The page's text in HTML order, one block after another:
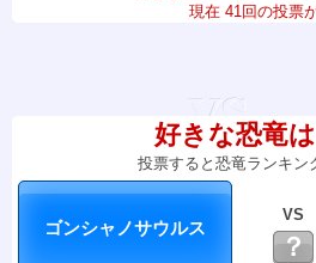
現在 41回の投票
好きな恐竜
投票すると恐竜ランキン
VS
？